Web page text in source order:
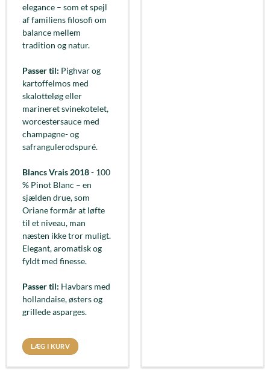
elegance – som et spejl
af familiens filosofi om
balance mellem
tradition og natur.
Passer til: Pighvar og
kartoffelmos med
skalotteløg eller
marineret svinekotelet,
worcestersauce med
champagne- og
safrangulerodspuré.
Blancs Vrais 2018- 100
% Pinot Blanc – en
sjælden drue, som
Oriane formår at løfte
til et niveau, man
næsten ikke tror muligt.
Elegant, aromatisk og
fyldt med finesse.
Passer til: Havbars med
hollandaise, østers og
grillede asparges.
LÆG I KURV